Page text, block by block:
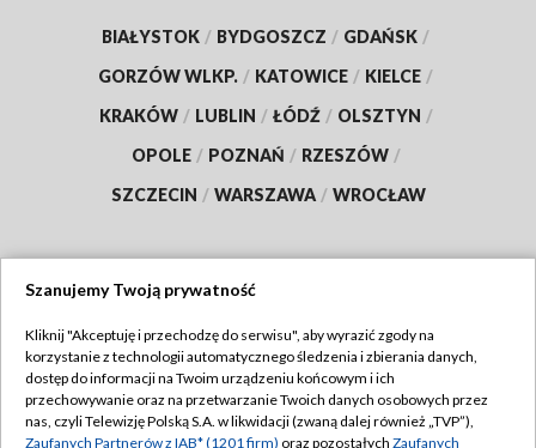
BIAŁYSTOK / BYDGOSZCZ / GDAŃSK /
GORZÓW WLKP. / KATOWICE / KIELCE /
KRAKÓW / LUBLIN / ŁÓDŹ / OLSZTYN /
OPOLE / POZNAŃ / RZESZÓW /
SZCZECIN / WARSZAWA / WROCŁAW
TVP
Abonament TVP
Emisja w TVP
Regulamin TVP
Szanujemy Twoją prywatność
Kliknij "Akceptuję i przechodzę do serwisu", aby wyrazić zgody na
korzystanie z technologii automatycznego śledzenia i zbierania danych,
dostęp do informacji na Twoim urządzeniu końcowym i ich
przechowywanie oraz na przetwarzanie Twoich danych osobowych przez
nas, czyli Telewizję Polską S.A. w likwidacji (zwaną dalej również „TVP”),
Zaufanych Partnerów z IAB* (1201 firm) oraz pozostałych Zaufanych